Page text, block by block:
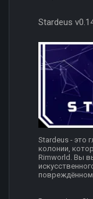
Stardeus
Stardeus - это
колонии,
Rimworld. Вы